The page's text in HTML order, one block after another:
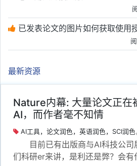
已发表论文的图片如何获取使用
最新资源
Nature内幕: 大量论文正在
AI，而作者毫不知情
AI工具，论文润色，英语润色，SCI润
目前已有出版商与AI科技公
们科研er来讲，是利还是弊？会有